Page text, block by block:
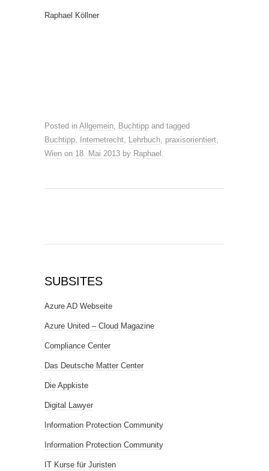
Raphael Köllner
Posted in Allgemein, Buchtipp and tagged
Buchtipp, Internetrecht, Lehrbuch, praxisorientiert,
Wien on 18. Mai 2013 by Raphael .
SUBSITES
Azure AD Webseite
Azure United – Cloud Magazine
Compliance Center
Das Deutsche Matter Center
Die Appkiste
Digital Lawyer
Information Protection Community
Information Protection Community
IT Kurse für Juristen